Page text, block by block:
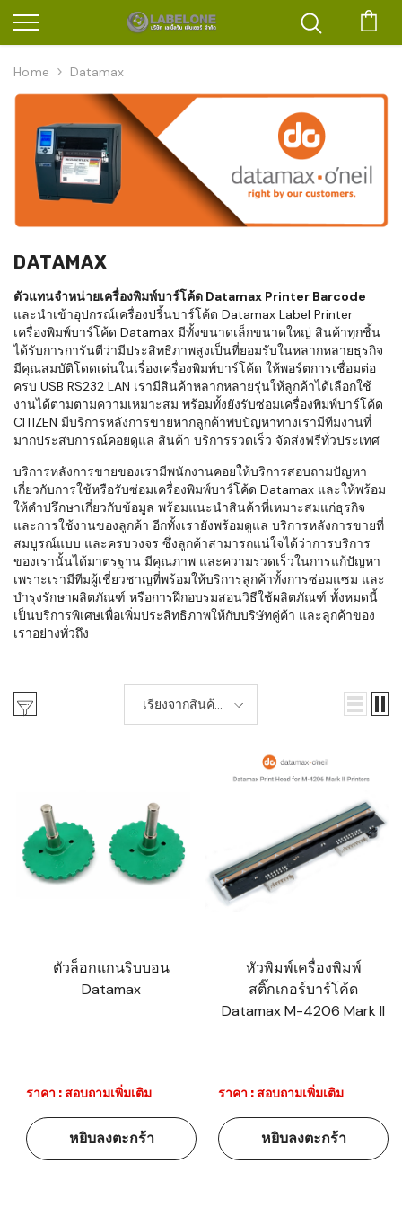
Home Datamax
DATAMAX
ตัวแทนจำหน่ายเครื่องพิมพ์บาร์โค้ด Datamax Printer Barcode
และนำเข้าอุปกรณ์เครื่องปริ้นบาร์โค้ด Datamax Label Printer
เครื่องพิมพ์บาร์โค้ด Datamax มีทั้งขนาดเล็กขนาดใหญ่ สินค้าทุกชิ้น
ได้รับการการันตีว่ามีประสิทธิภาพสูงเป็นที่ยอมรับในหลากหลายธุรกิจ
มีคุณสมบัติโดดเด่นในเรื่องเครื่องพิมพ์บาร์โค้ด ให้พอร์ตการเชื่อมต่อ
ครบ USB RS232 LAN เรามีสินค้าหลากหลายรุ่นให้ลูกค้าได้เลือกใช้
งานได้ตามตามความเหมาะสม พร้อมทั้งยังรับซ่อมเครื่องพิมพ์บาร์โค้ด
CITIZEN มีบริการหลังการขายหากลูกค้าพบปัญหาทางเรามีทีมงานที่
มากประสบการณ์คอยดูแล สินค้า บริการรวดเร็ว จัดส่งฟรีทั่วประเทศ
บริการหลังการขายของเรามีพนักงานคอยให้บริการสอบถามปัญหา
เกี่ยวกับการใช้หรือรับซ่อมเครื่องพิมพ์บาร์โค้ด Datamax และให้พร้อม
ให้คำปรึกษาเกี่ยวกับข้อมูล พร้อมแนะนำสินค้าที่เหมาะสมแก่ธุรกิจ
และการใช้งานของลูกค้า อีกทั้งเรายังพร้อมดูแล บริการหลังการขายที่
สมบูรณ์แบบ และครบวงจร ซึ่งลูกค้าสามารถแน่ใจได้ว่าการบริการ
ของเรานั้นได้มาตรฐาน มีคุณภาพ และความรวดเร็วในการแก้ปัญหา
เพราะเรามีทีมผู้เชี่ยวชาญที่พร้อมให้บริการลูกค้าทั้งการซ่อมแซม และ
บำรุงรักษาผลิตภัณฑ์ หรือการฝึกอบรมสอนวิธีใช้ผลิตภัณฑ์ ทั้งหมดนี้
เป็นบริการพิเศษเพื่อเพิ่มประสิทธิภาพให้กับบริษัทคู่ค้า และลูกค้าของ
เราอย่างทั่วถึง
เรียงจากสินค้า
ใหม่-เก่า
ตัวล็อกแกนริบบอน
Datamax
ราคา : สอบถามเพิ่มเติม
หยิบลงตะกร้า
หัวพิมพ์เครื่องพิมพ์
สติ๊กเกอร์บาร์โค้ด
Datamax M-4206 Mark II
ราคา : สอบถามเพิ่มเติม
หยิบลงตะกร้า